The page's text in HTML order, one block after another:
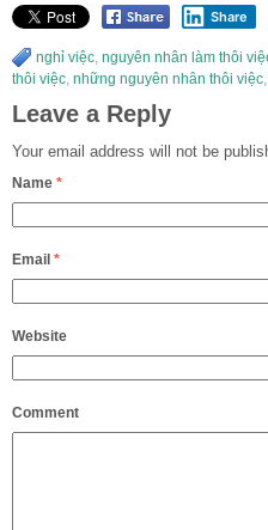
Share
nghỉ việc, nguyên nhân làm thôi
thôi việc, những nguyên nhân thôi việc,
Leave a Reply
Your email address will not be
Name *
Email *
Website
Comment